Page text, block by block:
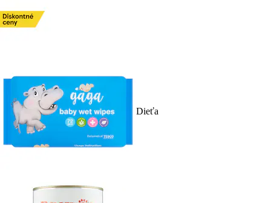
Dieťa